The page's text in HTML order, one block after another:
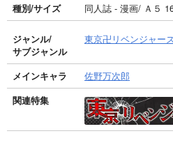
種別/サイズ
同人誌 - 漫画/ Ａ５
ジャンル/
サブジャンル
東京卍リベンジャー
メインキャラ
佐野万次郎
関連特集